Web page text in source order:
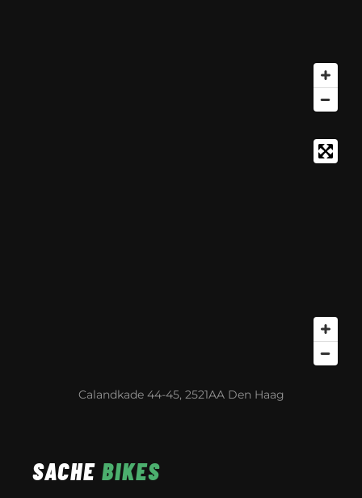
Calandkade 44-45, 2521AA Den Haag
SACHE BIKES